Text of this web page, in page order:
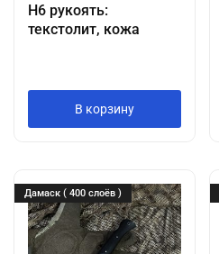
Н6 рукоять:
текстолит, кожа
Ручная работа
В корзину
Дамаск ( 400 слоёв )